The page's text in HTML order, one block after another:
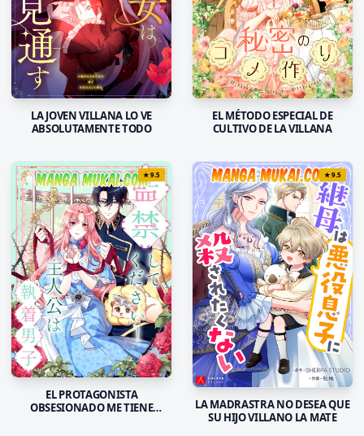
LA JOVEN VILLANA LO VE
ABSOLUTAMENTE TODO
EL MÉTODO ESPECIAL DE
CULTIVO DE LA VILLANA
★9.5
EL PROTAGONISTA
OBSESIONADO ME TIENE
★9.5
LA MADRASTRA NO DESEA QUE
SU HIJO VILLANO LA MATE